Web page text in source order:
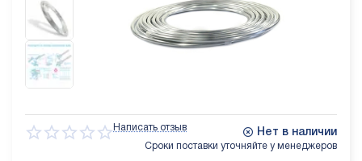
Написать отзыв Нет в наличии
Сроки поставки уточняйте у менеджеров